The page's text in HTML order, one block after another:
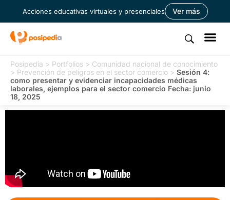
Acciones educativas virtuales y presenciales Ver más
Posipedia > Portfolios > Comunidad nacional de conocimiento
> Prevención de peligros en el sector comercio > Sesión 4:
como presentar y evidenciar incapacidades médicas
laborales, ejemplos para el sector comercio Fecha: junio
18, 2025